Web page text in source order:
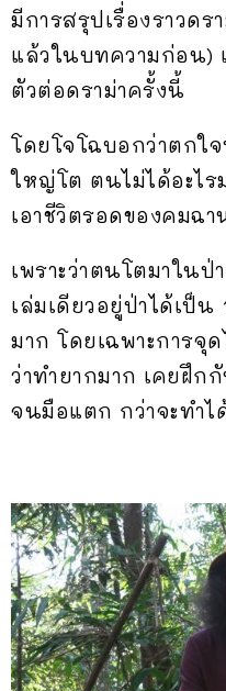
มีการสรุปเรื่องราวดร
แล้วในบทความก่อน)
ตัวต่อดราม่าครั้งนี้
โดยโจโฉบอกว่าตกใ
ใหญ่โต ตนไม่ได้อะไ
เอาชีวิตรอดของคมฉ
เพราะว่าตนโตมาใน
เล่มเดียวอยู่ป่าได้เป็
มาก โดยเฉพาะการจุ
ว่าทำยากมาก เคยฝึก
จนมือแตก กว่าจะทำไ